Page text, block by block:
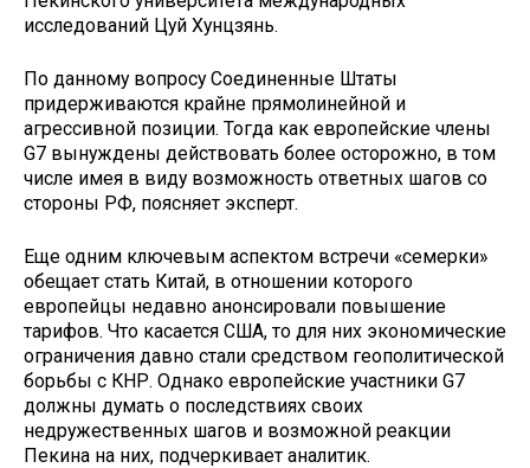
исследований Цуй Хунцзянь.
По данному вопросу Соединенные Штаты
придерживаются крайне прямолинейной и
агрессивной позиции. Тогда как европейские члены
G7 вынуждены действовать более осторожно, в том
числе имея в виду возможность ответных шагов со
стороны РФ, поясняет эксперт.
Еще одним ключевым аспектом встречи «семерки»
обещает стать Китай, в отношении которого
европейцы недавно анонсировали повышение
тарифов. Что касается США, то для них экономические
ограничения давно стали средством геополитической
борьбы с КНР. Однако европейские участники G7
должны думать о последствиях своих
недружественных шагов и возможной реакции
Пекина на них, подчеркивает аналитик.